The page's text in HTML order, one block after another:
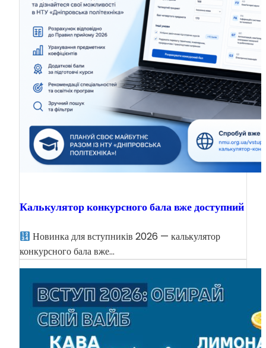
Калькулятор конкурсного бала вже доступний
Новинка для вступників 2026 — калькулятор
конкурсного бала вже…